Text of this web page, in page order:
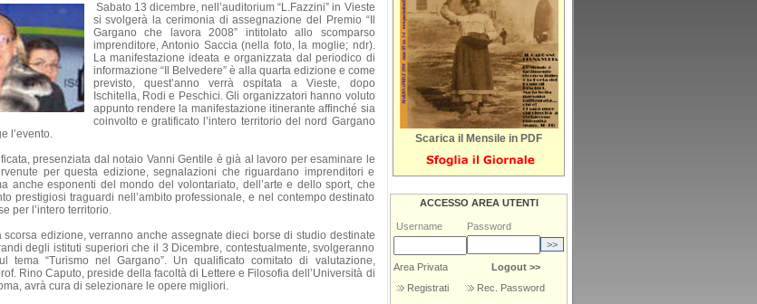
Sabato 13 dicembre, nell’auditorium “L.Fazzini” in Vieste
si svolgerà la cerimonia di assegnazione del Premio “Il
Gargano che lavora 2008” intitolato allo scomparso
imprenditore, Antonio Saccia (nella foto, la moglie; ndr).
La manifestazione ideata e organizzata dal periodico di
informazione “Il Belvedere” è alla quarta edizione e come
previsto, quest’anno verrà ospitata a Vieste, dopo
Ischitella, Rodi e Peschici. Gli organizzatori hanno voluto
appunto rendere la manifestazione itinerante affinché sia
coinvolto e gratificato l’intero territorio del nord Gargano
l’evento.
presenziata dal notaio Vanni Gentile è già al lavoro per esaminare le
per questa edizione, segnalazioni che riguardano imprenditori e
anche esponenti del mondo del volontariato, dell’arte e dello sport, che
prestigiosi traguardi nell’ambito professionale, e nel contempo destinato
per l’intero territorio.
scorsa edizione, verranno anche assegnate dieci borse di studio destinate
degli istituti superiori che il 3 Dicembre, contestualmente, svolgeranno
tema “Turismo nel Gargano”. Un qualificato comitato di valutazione,
Rino Caputo, preside della facoltà di Lettere e Filosofia dell’Università di
avrà cura di selezionare le opere migliori.
Scarica il Mensile in PDF
ACCESSO AREA UTENTI
Username Password
Area Privata
Logout >>
Registrati
Rec. Password